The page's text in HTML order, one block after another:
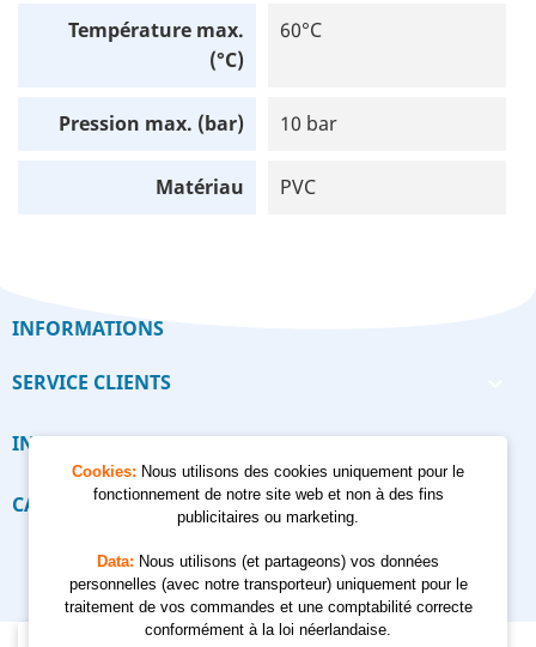
Température max.
(°C)
60°C
Pression max. (bar) 10 bar
Matériau PVC
INFORMATIONS
SERVICE CLIENTS
INFORMATIONS 
CALCULATEUR
Cookies: Nous utilisons des cookies uniquement pour le
fonctionnement de notre site web et non à des fins
publicitaires ou marketing.
Data: Nous utilisons (et partageons) vos données
personnelles (avec notre transporteur) uniquement pour le
traitement de vos commandes et une comptabilité correcte
conformément à la loi néerlandaise.